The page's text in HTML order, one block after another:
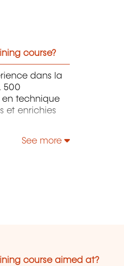
course?
dans la
500
en technique
et enrichies
See more
course aimed at?